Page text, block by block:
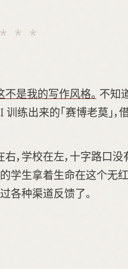
不是我的写作风格。 不知
训练出来的「赛博老莫」
，学校在左，十字路口
学生拿着生命在这个无
各种渠道反馈了。